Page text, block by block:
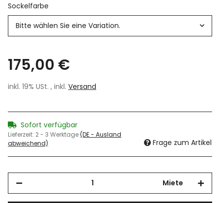
Sockelfarbe
Bitte wählen Sie eine Variation.
175,00 €
inkl. 19% USt. , inkl. Versand
Sofort verfügbar
Lieferzeit: 2 - 3 Werktage(DE - Ausland
abweichend)
Frage zum Artikel
Miete